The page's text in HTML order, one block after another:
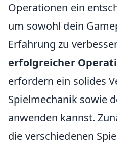
Operationen ein
um sowohl dein
Erfahrung zu
erfolgreicher
erfordern ein solides
Spielmechanik sowie
anwenden kannst.
die verschiedenen